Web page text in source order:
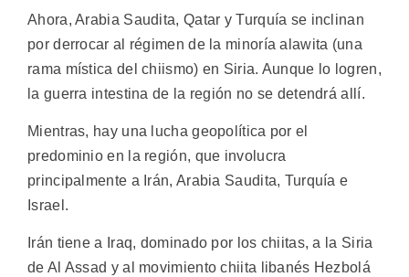
Ahora, Arabia Saudita, Qatar y Turquía se inclinan
por derrocar al régimen de la minoría alawita (una
rama mística del chiismo) en Siria. Aunque lo logren,
la guerra intestina de la región no se detendrá allí.
Mientras, hay una lucha geopolítica por el
predominio en la región, que involucra
principalmente a Irán, Arabia Saudita, Turquía e
Israel.
Irán tiene a Iraq, dominado por los chiitas, a la Siria
de Al Assad y al movimiento chiita libanés Hezbolá